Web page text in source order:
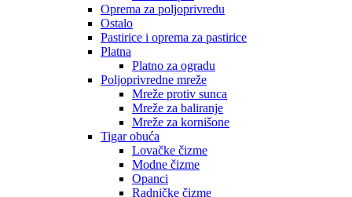
Oprema za poljoprivredu
Ostalo
Pastirice i oprema za pastirice
Platna
Platno za ogradu
Poljoprivredne mreže
Mreže protiv sunca
Mreže za baliranje
Mreže za kornišone
Tigar obuća
Lovačke čizme
Modne čizme
Opanci
Radničke čizme